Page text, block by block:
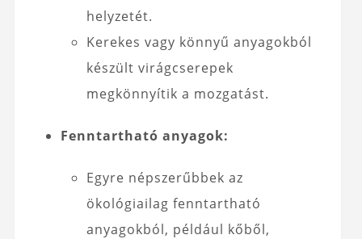
helyzetét.
Kerekes vagy könnyű anyagokból
készült virágcserepek
megkönnyítik a mozgatást.
Fenntartható anyagok:
Egyre népszerűbbek az
ökológiailag fenntartható
anyagokból, például kőből,